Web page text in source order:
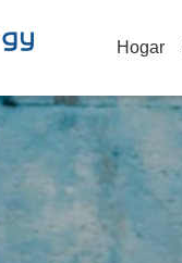
Hogar